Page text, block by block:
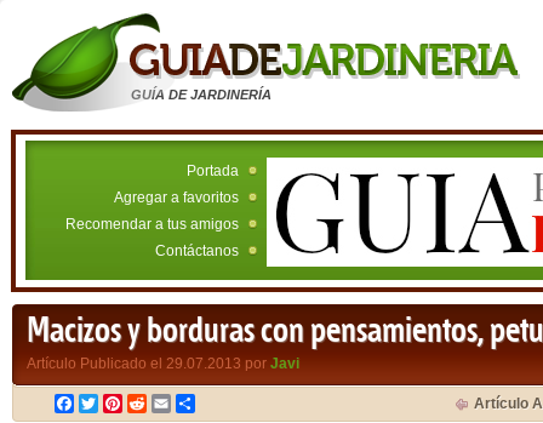
GUÍA DE JARDINERÍA
Portada
Agregar a favoritos
Recomendar a tus amigos
Contáctanos
Macizos y borduras con pensamientos,
Artículo Publicado el 29.07.2013 por Javi
Facebook
TwitterPinterest
RedditEmail Artículo